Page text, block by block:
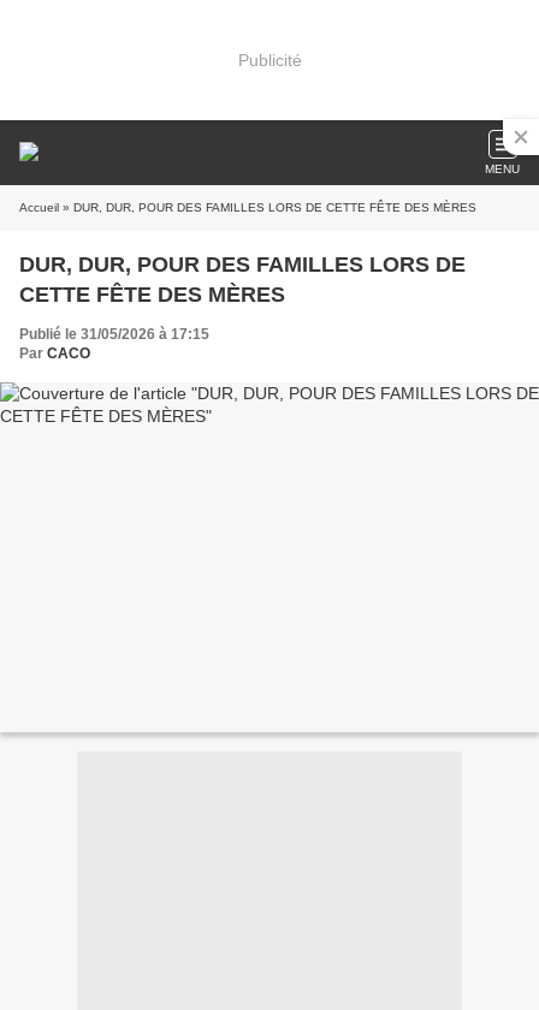
Publicité
MENU
Accueil » DUR, DUR, POUR DES FAMILLES LORS DE CETTE FÊTE DES MÈRES
DUR, DUR, POUR DES FAMILLES LORS DE
CETTE FÊTE DES MÈRES
Publié le 31/05/2026 à 17:15
Par CACO